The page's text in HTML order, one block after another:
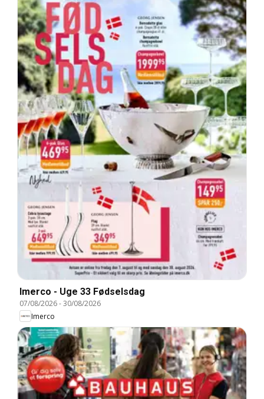
Imerco - Uge 33 Fødselsdag
07/08/2026-30/08/2026
Imerco